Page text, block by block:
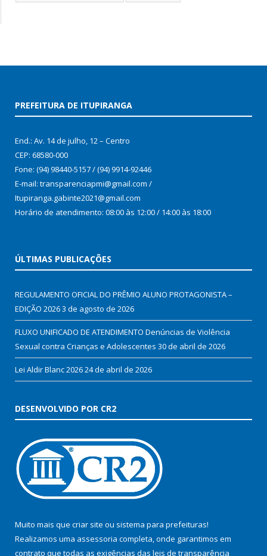
PREFEITURA DE ITUPIRANGA
End.: Av. 14 de julho, 12 – Centro
CEP: 68580-000
Fone: (94) 98440-5157 / (94) 9914-92446
E-mail: transparenciapmi@gmail.com /
Itupiranga.gabinte2021@gmail.com
Horário de atendimento: 08:00 às 12:00 / 14:00 às 18:00
ÚLTIMAS PUBLICAÇÕES
REGULAMENTO OFICIAL DO PRÊMIO ALUNO PROTAGONISTA –
EDIÇÃO 20263 de agosto de 2026
FLUXO UNIFICADO DE ATENDIMENTO Denúncias de Violência
Sexual contra Crianças e Adolescentes 30 de abril de 2026
Lei Aldir Blanc 202624 de abril de 2026
DESENVOLVIDO POR CR2
Muito mais que criar site ou sistema para prefeituras!
Realizamos uma assessoria completa, onde garantimos em
contrato que todas as exigências das leis de transparência